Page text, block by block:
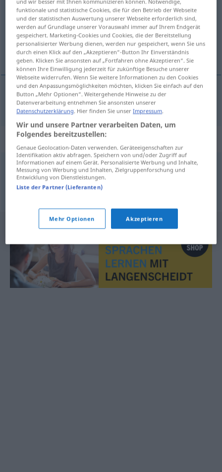
Übersicht aller Übersetzungen
(Für mehr Details die Übersetzung anklicken/antippen)
Intensität
Intensitätf intensitet
Synonyme für "intensitet"
styrka
funktionale und statistische Cookies, die für den Betrieb der Webseite
und der statistischen Auswertung unserer Webseite erforderlich sind,
werden auf Grundlage unserer Vorauswahl immer auf Ihrem Endgerät
gespeichert. Marketing-Cookies und Cookies, die der Bereitstellung
personalisierter Werbung dienen, werden nur gespeichert, wenn Sie uns
durch einen Klick auf den „Akzeptieren“-Button Ihr Einverständnis
geben. Klicken Sie ansonsten auf „Fortfahren ohne Akzeptieren“. Sie
können Ihre Einwilligung jederzeit für zukünftige Besuche unserer
Webseite widerrufen. Wenn Sie weitere Informationen zu den Cookies
und den Anpassungsmöglichkeiten möchten, klicken Sie einfach auf den
Button „Mehr Optionen“. Weitergehende Hinweise zu der
Datenverarbeitung entnehmen Sie ansonsten unserer
Datenschutzerklärung . Hier finden Sie unserImpressum
Wir und unsere Partner verarbeiten Daten, um
Folgendes bereitzustellen:
Genaue Geolocation-Daten verwenden. Geräteeigenschaften zur
Identifikation aktiv abfragen. Speichern von und/oder Zugriff auf
Informationen auf einem Gerät. Personalisierte Werbung und Inhalte,
Messung von Werbung und Inhalten, Zielgruppenforschung und
Entwicklung von Dienstleistungen.
Liste der Partner (Lieferanten)
Mehr Optionen Akzeptieren